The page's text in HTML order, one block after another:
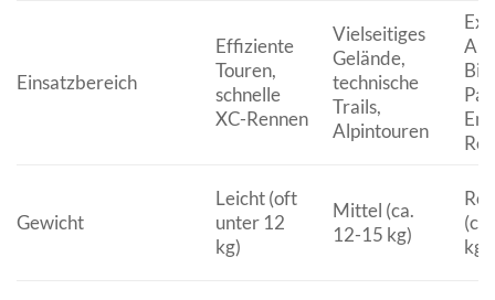
Einsatzbereich
Effiziente
Touren,
schnelle
XC-Rennen
Vielseitiges
Gelände,
technische
Trails,
Alpintouren
Gewicht
Leicht (oft
unter 12
kg)
Mittel (ca.
12-15 kg)
kg)